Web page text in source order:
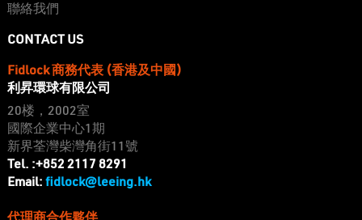
聯絡我們
CONTACT US
Fidlock 商務代表 (香港及中國)
利昇環球有限公司
20楼，2002室
國際企業中心1期
新界荃灣柴灣角街11號
Tel. :+852 2117 8291
Email: fidlock@leeing.hk